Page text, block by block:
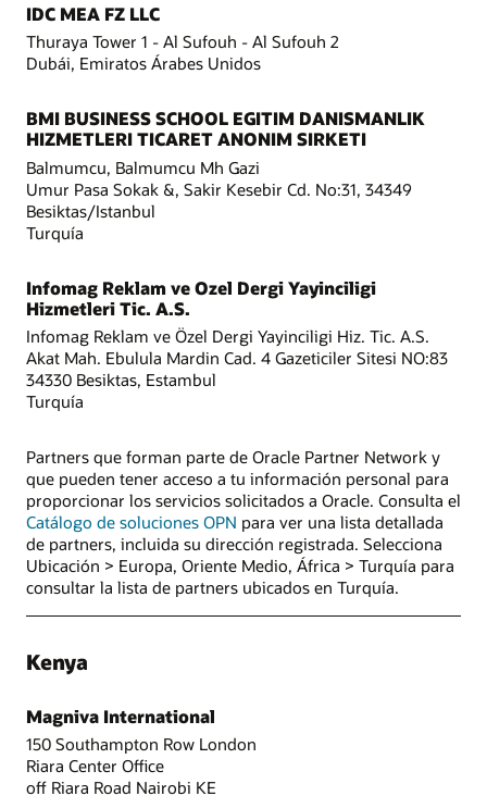
IDC MEA FZ LLC
Thuraya Tower 1 - Al Sufouh - Al Sufouh 2
Dubái, Emiratos Árabes Unidos
BMI BUSINESS SCHOOL EGITIM DANISMANLIK
HIZMETLERI TICARET ANONIM SIRKETI
Balmumcu, Balmumcu Mh Gazi
Umur Pasa Sokak &, Sakir Kesebir Cd. No:31, 34349
Besiktas/Istanbul
Turquía
Infomag Reklam ve Ozel Dergi Yayinciligi
Hizmetleri Tic. A.S.
Infomag Reklam ve Özel Dergi Yayinciligi Hiz. Tic. A.S.
Akat Mah. Ebulula Mardin Cad. 4 Gazeticiler Sitesi NO:83
34330 Besiktas, Estambul
Turquía
Partners que forman parte de Oracle Partner Network y
que pueden tener acceso a tu información personal para
proporcionar los servicios solicitados a Oracle. Consulta el
Catálogo de soluciones OPN para ver una lista detallada
de partners, incluida su dirección registrada. Selecciona
Ubicación > Europa, Oriente Medio, África > Turquía para
consultar la lista de partners ubicados en Turquía.
Kenya
Magniva International
150 Southampton Row London
Riara Center Office
off Riara Road Nairobi KE